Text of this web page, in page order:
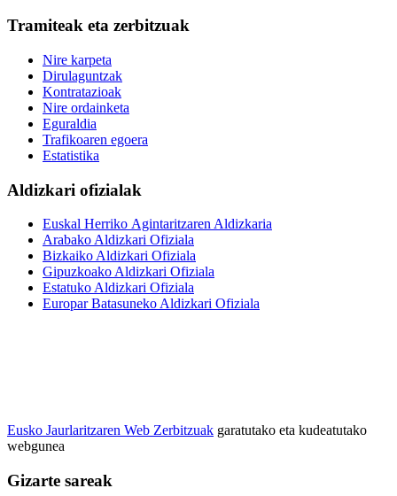
Tramiteak eta zerbitzuak
Nire karpeta
Dirulaguntzak
Kontratazioak
Nire ordainketa
Eguraldia
Trafikoaren egoera
Estatistika
Aldizkari ofizialak
Euskal Herriko Agintaritzaren Aldizkaria
Arabako Aldizkari Ofiziala
Bizkaiko Aldizkari Ofiziala
Gipuzkoako Aldizkari Ofiziala
Estatuko Aldizkari Ofiziala
Europar Batasuneko Aldizkari Ofiziala
Eusko Jaurlaritzaren Web Zerbitzuak garatutako eta kudeatutako
webgunea
Gizarte sareak